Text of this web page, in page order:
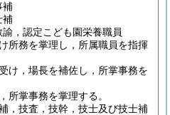
補
補
，認定こども園栄養職員
所務を掌理し，所属職員を指揮
け，場長を補佐し，所掌事務を
所掌事務を掌理する。
，技査，技幹，技士及び技士補